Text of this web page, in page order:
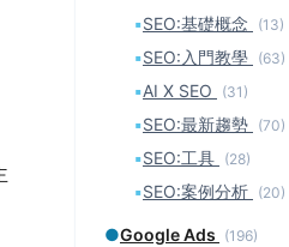
▪SEO:基礎概念 (13)
▪SEO:入門教學 (63)
▪AI X SEO (31)
▪SEO:最新趨勢 (70)
▪SEO:工具 (28)
▪SEO:案例分析 (20)
●Google Ads (196)